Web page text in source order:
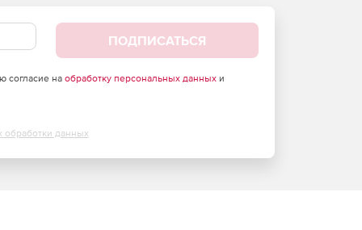
ПОДПИСАТЬСЯ
согласие на обработку персональных данныхи
обработки данных